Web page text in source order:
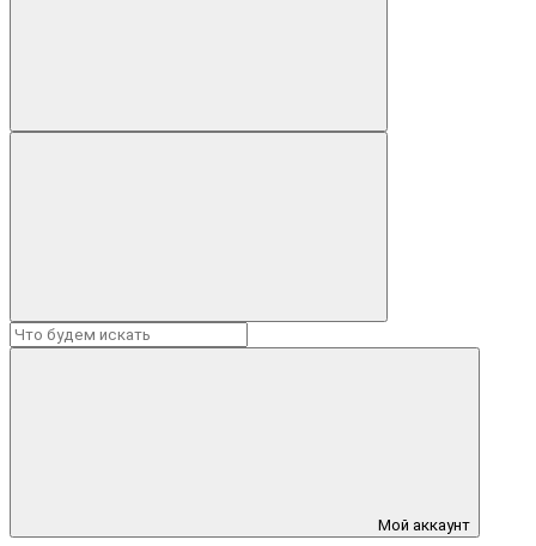
Мой аккаунт